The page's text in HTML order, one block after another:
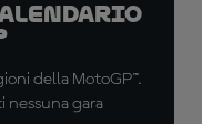
della MotoGP™.
nessuna gara